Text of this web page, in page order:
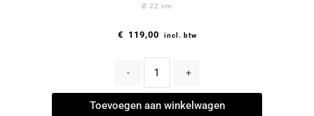
Ø 22 cm
€ 119,00 incl. btw
- +
Toevoegen aan winkelwagen